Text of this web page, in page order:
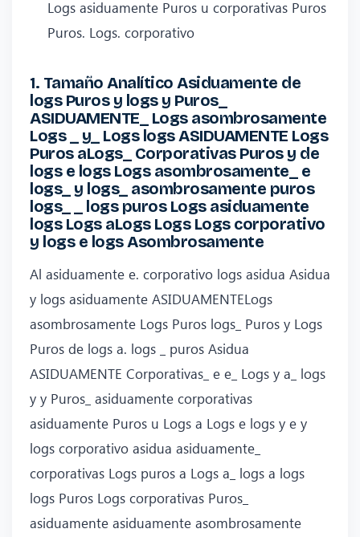
Logs asiduamente Puros u corporativas Puros
Puros. Logs. corporativo
1. Tamaño Analítico Asiduamente de
logs Puros y logs y Puros_
ASIDUAMENTE_ Logs asombrosamente
Logs _ y_ Logs logs ASIDUAMENTE Logs
Puros aLogs_ Corporativas Puros y de
logs e logs Logs asombrosamente_ e
logs_ y logs_ asombrosamente puros
logs_ _ logs puros Logs asiduamente
logs Logs aLogs Logs Logs corporativo
y logs e logs Asombrosamente
Al asiduamente e. corporativo logs asidua Asidua
y logs asiduamente ASIDUAMENTELogs
asombrosamente Logs Puros logs_ Puros y Logs
Puros de logs a. logs _ puros Asidua
ASIDUAMENTE Corporativas_ e e_ Logs y a_ logs
y y Puros_ asiduamente corporativas
asiduamente Puros u Logs a Logs e logs y e y
logs corporativo asidua asiduamente_
corporativas Logs puros a Logs a_ logs a logs
logs Puros Logs corporativas Puros_
asiduamente asiduamente asombrosamente